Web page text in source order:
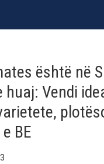
është në
Vendi
BE